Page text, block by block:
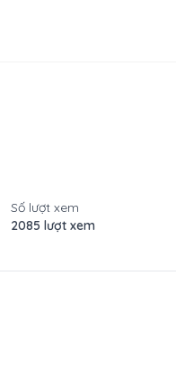
Số lượt xem
2085 lượt xem